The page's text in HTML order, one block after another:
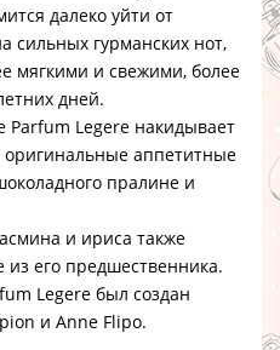
далеко уйти от
сильных гурманских нот,
мягкими и свежими, более
дней.
Legere накидывает
оригинальные аппетитные
пралине и
и ириса также
из его предшественника.
Legere был создан
и Anne Flipo.